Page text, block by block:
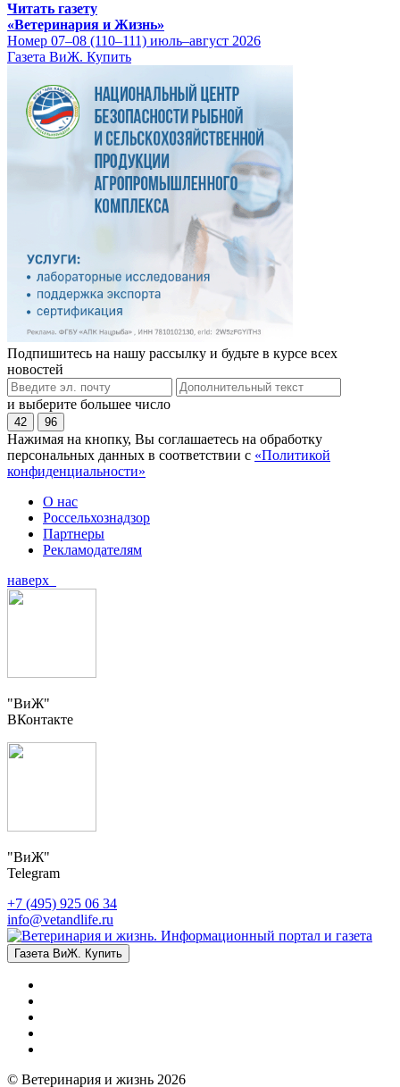
Читать газету
«Ветеринария и Жизнь»
Номер 07–08 (110–111) июль–август 2026
Газета ВиЖ. Купить
Подпишитесь на нашу рассылку и будьте в курсе всех
новостей
и выберите большее число
42 96
Нажимая на кнопку, Вы соглашаетесь на обработку
персональных данных в соответствии с «Политикой
конфиденциальности»
О нас
Россельхознадзор
Партнеры
Рекламодателям
наверх
"ВиЖ"
ВКонтакте
"ВиЖ"
Telegram
+7 (495) 925 06 34
info@vetandlife.ru
Газета ВиЖ. Купить
© Ветеринария и жизнь 2026